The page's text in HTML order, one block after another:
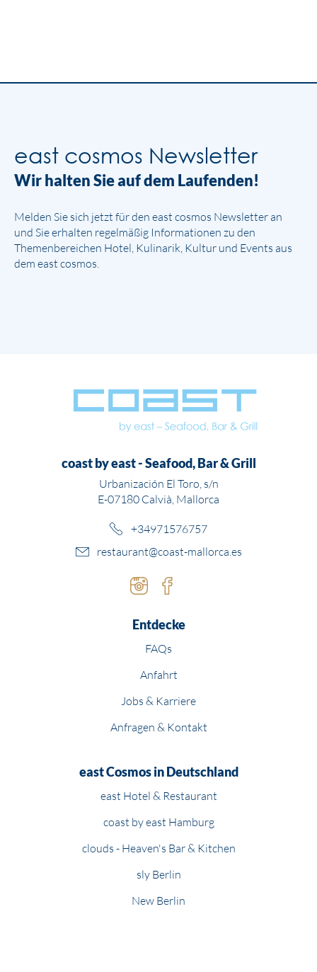
east cosmos Newsletter
Wir halten Sie auf dem Laufenden!
Melden Sie sich jetzt für den east cosmos Newsletter an
und Sie erhalten regelmäßig Informationen zu den
Themenbereichen Hotel, Kulinarik, Kultur und Events aus
dem east cosmos.
coast by east - Seafood, Bar & Grill
Urbanización El Toro, s/n
E-07180 Calvià, Mallorca
+34971576757
restaurant@coast-mallorca.es
InstagramFacebook
Entdecke
FAQs
Anfahrt
Jobs & Karriere
Anfragen & Kontakt
east Cosmos in Deutschland
east Hotel & Restaurant
coast by east Hamburg
clouds - Heaven's Bar & Kitchen
sly Berlin
New Berlin